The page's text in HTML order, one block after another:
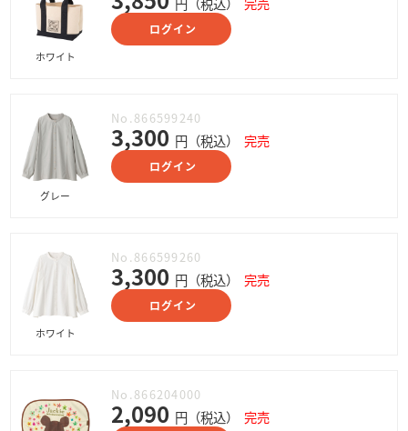
ホワイト
ログイン
グレー
No.866599240
3,300 円（税込） 完売
ログイン
ホワイト
No.866599260
3,300 円（税込） 完売
ログイン
No.866204000
2,090 円（税込） 完売